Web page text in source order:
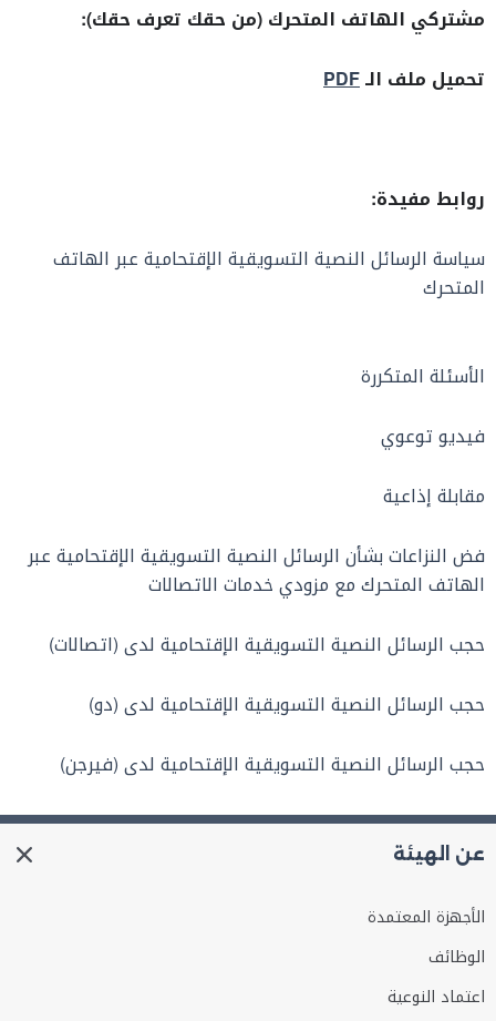
مشتركي الهاتف المتحرك (من حقك تعرف حقك):
تحميل ملف الـPDF
روابط مفيدة:
سياسة الرسائل النصية التسويقية الإقتحامية عبر الهاتف
المتحرك
الأسئلة المتكررة
فيديو توعوي
مقابلة إذاعية
فض النزاعات بشأن الرسائل النصية التسويقية الإقتحامية عبر
الهاتف المتحرك مع مزودي خدمات الاتصالات
حجب الرسائل النصية التسويقية الإقتحامية لدى (اتصالات)
حجب الرسائل النصية التسويقية الإقتحامية لدى (دو)
حجب الرسائل النصية التسويقية الإقتحامية لدى (فيرجن)
عن الهيئة
الأجهزة المعتمدة
الوظائف
اعتماد النوعية